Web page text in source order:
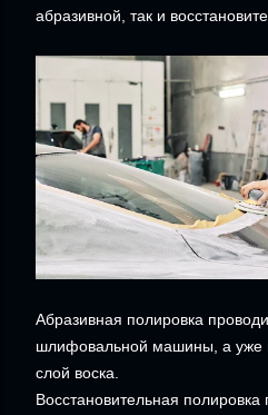
абразивной, так и
Абразивная полировка
шлифовальной машины, а уже
слой воска.
Восстановительная